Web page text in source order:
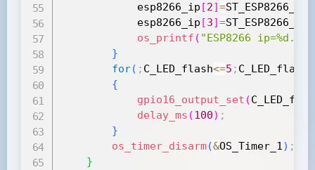
			esp8266_ip
[2]=ST_ESP8266_ip
			esp8266_ip
[3]=ST_ESP8266_ip
os_printf ( "ESP8266
}
for( ; C_LED_flash<=5 ; C_LED_flash
{
gpio16_output_set (
delay_ms (100) ;
}
os_timer_disarm(&OS_Timer_1) ;
}